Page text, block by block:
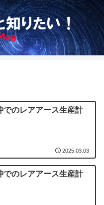
でのレアアース生産計
2025.03.03
でのレアアース生産計